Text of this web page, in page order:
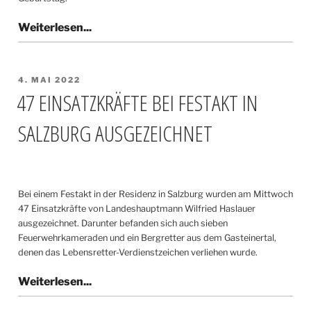
VERÖFFENTLICHT
4. MAI 2022
47 EINSATZKRÄFTE BEI FESTAKT IN
SALZBURG AUSGEZEICHNET
Bei einem Festakt in der Residenz in Salzburg wurden am Mittwoch
47 Einsatzkräfte von Landeshauptmann Wilfried Haslauer
ausgezeichnet. Darunter befanden sich auch sieben
Feuerwehrkameraden und ein Bergretter aus dem Gasteinertal,
denen das Lebensretter-Verdienstzeichen verliehen wurde.